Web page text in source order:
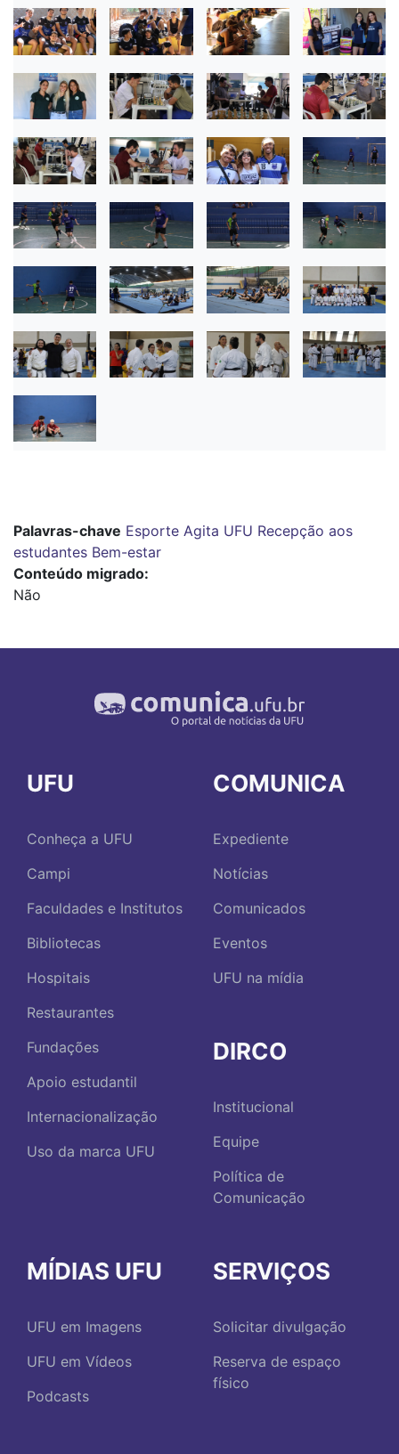
Palavras-chave Esporte Agita UFU Recepção aos
estudantes Bem-estar
Conteúdo migrado
Não
UFU
Conheça a UFU
Campi
Faculdades e Institutos
Bibliotecas
Hospitais
Restaurantes
Fundações
Apoio estudantil
Internacionalização
Uso da marca UFU
COMUNICA
Expediente
Notícias
Comunicados
Eventos
UFU na mídia
DIRCO
Institucional
Equipe
Política de
Comunicação
MÍDIAS UFU
UFU em Imagens
UFU em Vídeos
Podcasts
SERVIÇOS
Solicitar divulgação
Reserva de espaço
físico